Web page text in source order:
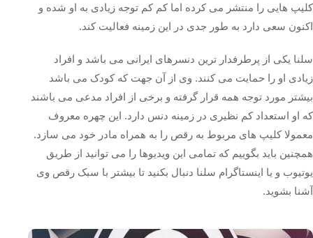
کلیپ هایی را منتشر می کرده اما کم کم توجه زیادی به او شده و
اکنون سعی دارد به طور جدی در این زمینه فعالیت کند.
سلنا یکی از پرطرفدار ترین دنسرهای ایرانی می باشد و افراد
زیادی او را حمایت می کنند. وی از آن جهت که کودک می باشد
بیشتر مورد توجه همه قرار گرفته و برخی از افراد مدعی می باشند
که او استعداد کم نظیری در زمینه دنس دارد. این چهره معروف
معمولا کلیپ های مربوط به رقص را به همراه مادر خود می سازد.
همچنین باید بگوییم که تمامی این ویدیوها را می توانید از طریق
یوتیوب و یا اینستاگرام سلنا دنبال بکنید تا بیشتر با سبک رقص وی
آشنا بشوید.